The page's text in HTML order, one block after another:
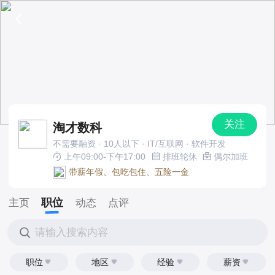
淘才数科 关注
不需要融资 · 10人以下 · IT/互联网 · 软件开发
上午09:00-下午17:00
排班轮休
偶尔加班
带薪年假、包吃包住、五险一金
主页 职位 动态 点评
请输入搜索内容
职位 地区 经验 薪资